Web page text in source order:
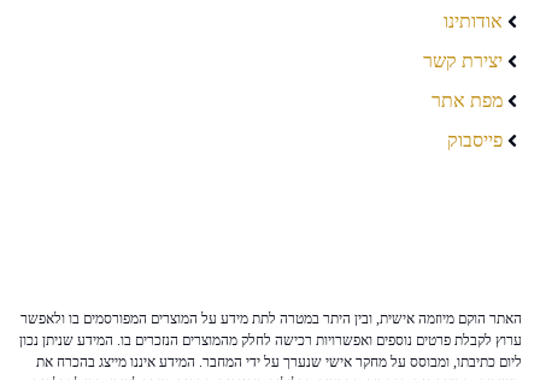
אודותינו
יצירת קשר
מפת אתר
פייסבוק
האתר הוקם מיוזמה אישית, ובין היתר במטרה לתת מידע על המוצרים המפורסמים בו ולאפשר
ערוץ לקבלת פרטים נוספים ואפשרויות רכישה לחלק מהמוצרים הנזכרים בו. המידע שניתן נכון
ליום כתיבתו, ומבוסס על מחקר אישי שנערך על ידי המחבר. המידע איננו מייצג בהכרח את